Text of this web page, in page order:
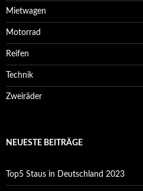
Mietwagen
Motorrad
Reifen
Technik
Zweiräder
NEUESTE BEITRÄGE
Top5 Staus in Deutschland 2023